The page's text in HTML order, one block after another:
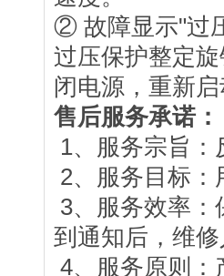
② 故障显示"过
过压保护整定
闭电源，重新
售后服务承诺：
1、服务宗旨
2、服务目标
3、服务效率
到通知后，维
4、服务原则：